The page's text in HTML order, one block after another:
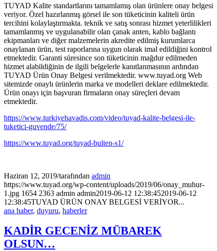
TUYAD Kalite standartlarını tamamlamış olan ürünlere onay belgesi
veriyor. Özel hazırlanmış görsel ile son tüketicinin kaliteli ürün
tercihini kolaylaştırmakta. teknik ve satış sonrası hizmet yeterlilikleri
tamamlanmış ve uygulanabilir olan çanak anten, kablo bağlantı
ekipmanları ve diğer malzemelerin akredite edilmiş kurumlarca
onaylanan ürün, test raporlarına uygun olarak imal edildiğini kontrol
etmektedir. Garanti süresince son tüketicinin mağdur edilmeden
hizmet alabildiğinin de ilgili belgelerle kanıtlanmasının ardından
TUYAD Ürün Onay Belgesi verilmektedir. www.tuyad.org Web
sitemizde onaylı ürünlerin marka ve modelleri deklare edilmektedir.
Ürün onayı için başvuran firmaların onay süreçleri devam
etmektedir.
https://www.turkiyehavadis.com/video/tuyad-kalite-belgesi-ile-
tuketici-guvende/75/
https://www.tuyad.org/tuyad-bulten-s1/
Haziran 12, 2019/tarafından admin
https://www.tuyad.org/wp-content/uploads/2019/06/onay_muhur-
1.jpg 1654 2363 admin admin2019-06-12 12:38:452019-06-12
12:38:45TUYAD ÜRÜN ONAY BELGESİ VERİYOR...
ana haber, duyuru, haberler
KADİR GECENİZ MÜBAREK
OLSUN…